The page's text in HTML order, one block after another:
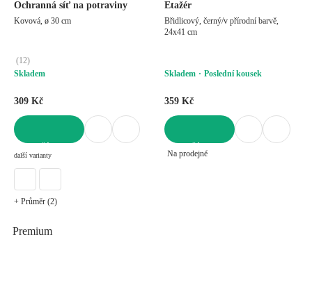
Ochranná síť na potraviny
Kovová, ø 30 cm
(12)
Skladem
309 Kč
další varianty
+ Průměr (2)
Etažér
Břidlicový, černý/v přírodní barvě,
24x41 cm
Skladem Poslední kousek
359 Kč
DO KOŠÍKU
Na prodejně
Premium